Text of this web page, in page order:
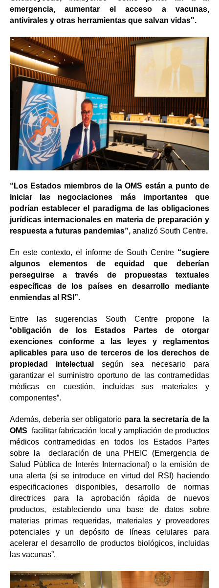
emergencia, aumentar el acceso a vacunas,
antivirales y otras herramientas que salvan vidas".
“Los Estados miembros de la OMS están a punto de
iniciar las negociaciones más importantes que
podrían establecer el paradigma de las obligaciones
jurídicas internacionales en materia de preparación y
respuesta a futuras pandemias”, analizó South Centre.
En este contexto, el informe de South Centre “sugiere
algunos elementos de equidad que deberían
perseguirse a través de propuestas textuales
específicas de los países en desarrollo mediante
enmiendas al RSI”.
Entre las sugerencias South Centre propone la
“obligación de los Estados Partes de otorgar
exenciones conforme a las leyes y reglamentos
aplicables para uso de terceros de los derechos de
propiedad intelectual
según sea necesario para
garantizar el suministro oportuno de las contramedidas
médicas en cuestión, incluidas sus materiales y
componentes”.
Además, debería ser obligatorio para la secretaría de la
OMS facilitar fabricación local y ampliación de productos
médicos contramedidas en todos los Estados Partes
sobre la declaración de una PHEIC (Emergencia de
Salud Pública de Interés Internacional) o la emisión de
una alerta (si se introduce en virtud del RSI) haciendo
especificaciones disponibles, desarrollo de normas
directrices para la aprobación rápida de nuevos
productos, estableciendo una base de datos sobre
materias primas requeridas, materiales y proveedores
potenciales y un depósito de líneas celulares para
acelerar el desarrollo de productos biológicos, incluidas
las vacunas”.